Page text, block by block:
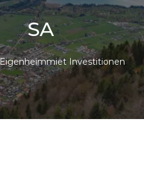
SA
Eigenheimmiet Investitionen